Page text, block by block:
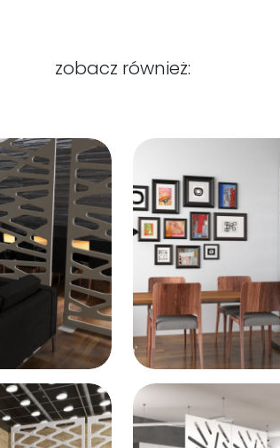
zobacz również: